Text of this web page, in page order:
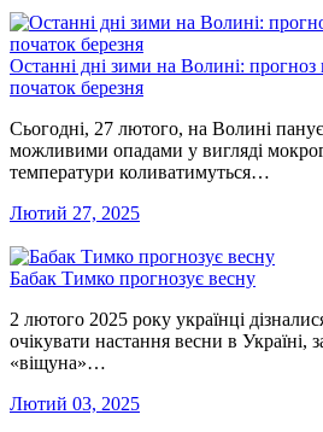
Останні дні зими на Волині: прогноз
початок березня
Сьогодні, 27 лютого, на Волині
можливими опадами у вигляді
температури коливатимуться…
Лютий 27, 2025
Бабак Тимко прогнозує весну
2 лютого 2025 року українці
очікувати настання весни в Україні,
«віщуна»…
Лютий 03, 2025